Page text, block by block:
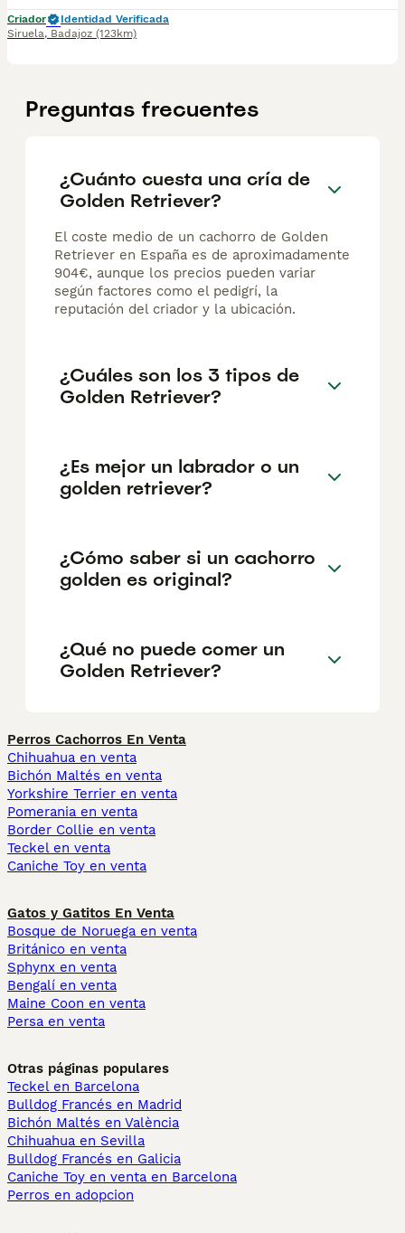
Criador
Identidad Verificada
Siruela, Badajoz (123km)
Preguntas frecuentes
¿Cuánto cuesta una cría de
Golden Retriever?
El coste medio de un cachorro de Golden
Retriever en España es de aproximadamente
904€, aunque los precios pueden variar
según factores como el pedigrí, la
reputación del criador y la ubicación.
¿Cuáles son los 3 tipos de
Golden Retriever?
¿Es mejor un labrador o un
golden retriever?
¿Cómo saber si un cachorro
golden es original?
¿Qué no puede comer un
Golden Retriever?
Perros Cachorros En Venta
Chihuahua en venta
Bichón Maltés en venta
Yorkshire Terrier en venta
Pomerania en venta
Border Collie en venta
Teckel en venta
Caniche Toy en venta
Gatos y Gatitos En Venta
Bosque de Noruega en venta
Británico en venta
Sphynx en venta
Bengalí en venta
Maine Coon en venta
Persa en venta
Otras páginas populares
Teckel en Barcelona
Bulldog Francés en Madrid
Bichón Maltés en València
Chihuahua en Sevilla
Bulldog Francés en Galicia
Caniche Toy en venta en Barcelona
Perros en adopcion